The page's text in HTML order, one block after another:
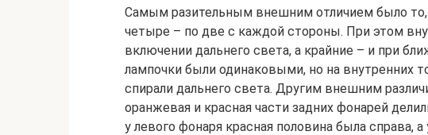
Самым разительным внешним отличием было
четыре – по две с каждой стороны. При этом
включении дальнего света, а крайние – и при
лампочки были одинаковыми, но на внутренних
спирали дальнего света. Другим внешним
оранжевая и красная части задних фонарей
у левого фонаря красная половина была справа,